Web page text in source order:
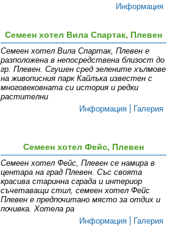
Информация
Семеен хотел Вила Спартак, Плевен
Семеен хотел Вила Спартак, Плевен е
разположена в непосредствена близост до
гр. Плевен. Сгушен сред зелените хълмове
на живописния парк Кайлъка известен с
многовековната си история и редки
растителни
Информация
Галерия
Семеен хотел Фейс, Плевен
Семеен хотел Фейс, Плевен се намира в
центара на град Плевен. Със своята
красива старинна сграда и интериор
съчетаващи стил, семеен хотел Фейс
Плевен е предпочитано място за отдих и
почивка. Хотела ра
Информация
Галерия